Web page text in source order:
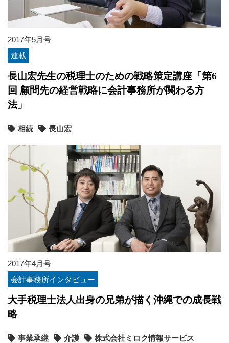
2017年5月号
連載
長山宏先生の税理士のための戦略策定講座「第6
回 顧問先の経営戦略に会計事務所が関わる方
法」
相続 長山宏
2017年4月号
会計事務所インタビュー
大手税理士法人出身の兄弟が描く沖縄での成長戦
略
事業承継 介護
株式会社ミロク情報サービス